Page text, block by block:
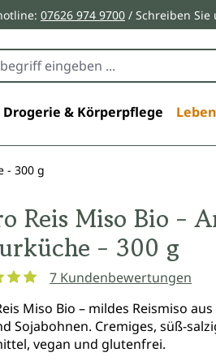
07626 974 9700 / Schreiben Sie
Drogerie & Körperpflege
- 300 g
Reis Miso Bio -
- 300 g
7 Kundenbewertungen
Miso Bio – mildes Reismiso
Sojabohnen. Cremiges, süß-
vegan und glutenfrei.